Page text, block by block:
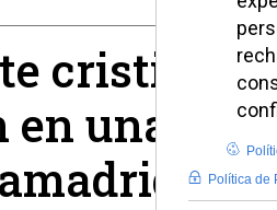
cristiano
en una